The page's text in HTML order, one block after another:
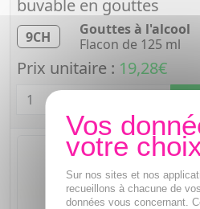
buvable en gouttes
9CH
Gouttes à l'alcool
Flacon de 125 ml
Prix unitaire : 19,28€
Sur nos sites et nos
recueillons à chacune de
données vous concernant.